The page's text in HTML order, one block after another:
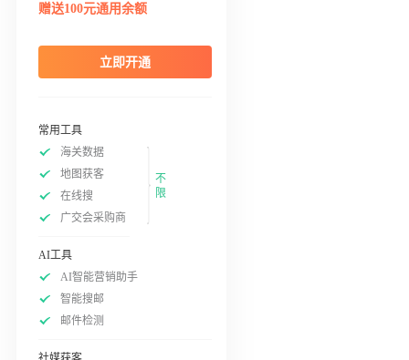
赠送100元通用余额
立即开通
常用工具
海关数据
地图获客
在线搜
广交会采购商
不
限
AI工具
AI智能营销助手
智能搜邮
邮件检测